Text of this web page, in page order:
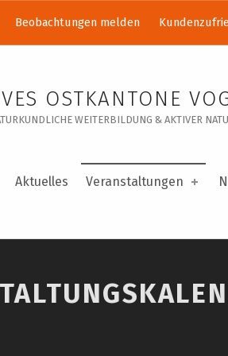
– AVES Ostkantone VoG OSTKANTONE
WEITERBILDUNG & AKTIVER
Aktuelles Veranstaltungen
Beobachtungen melden